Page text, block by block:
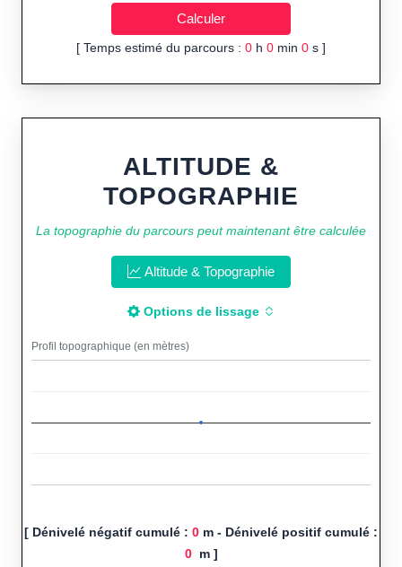
[ Temps estimé du parcours : 0 h 0 min 0 s ]
ALTITUDE &
TOPOGRAPHIE
La topographie du parcours peut maintenant être calculée
Altitude & Topographie
Options de lissage
Profil topographique (en mètres)
[ Dénivelé négatif cumulé : 0 m - Dénivelé positif cumulé :
0m ]